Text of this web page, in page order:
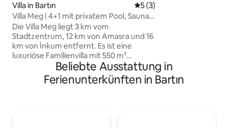
Villa in Bartın Durchschnittliche
5 (3)
Villa Meg | 4+1 mit privatem Pool, Sauna
& Jacuzzi
Die Villa Meg liegt 3 km vom
Stadtzentrum, 12 km von Amasra und 16
km von İnkum entfernt. Es ist eine
luxuriöse Familienvilla mit 550 m²
Wohnfläche und 1000 m² privatem
Garten. Sie bietet einen 6 x 10 m großen
privaten Pool, einen 100 m² großen
nächste
entfernt. (Das
Beliebte Ausstattung in
Ferienunterkünften in Bartın